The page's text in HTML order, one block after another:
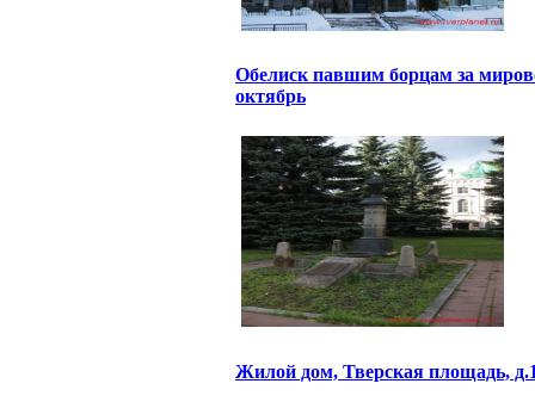
Обелиск павшим борцам за
октябрь
Жилой дом, Тверская площадь,